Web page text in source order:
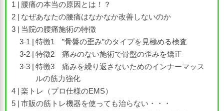
腰痛の本当の原因とは！？
なぜあなたの腰痛はなかなか改善しないのか
当院の腰痛施術の特徴
特徴1 ”骨盤の歪み”のタイプを見極める検査
特徴2 痛みのない施術で骨盤の歪みを矯正
特徴3 痛みを繰り返さないためのインナーマッス
ルの筋力強化
楽トレ（プロ仕様のEMS）
市販の筋トレ機器を使っても治らない・・・